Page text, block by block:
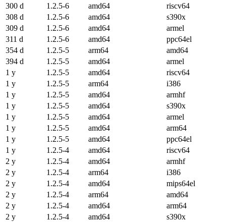
300 d
1.2.5-6 amd64
riscv64
308 d
1.2.5-6 amd64
s390x
309 d
1.2.5-6 amd64
armel
311 d
1.2.5-6 amd64
ppc64el
354 d
1.2.5-5 arm64
amd64
394 d
1.2.5-5 amd64
armel
1 y
1.2.5-5 amd64
riscv64
1 y
1.2.5-5 arm64
i386
1 y
1.2.5-5 amd64
armhf
1 y
1.2.5-5 amd64
s390x
1 y
1.2.5-5 amd64
armel
1 y
1.2.5-5 amd64
arm64
1 y
1.2.5-5 amd64
ppc64el
1 y
1.2.5-4 amd64
riscv64
2 y
1.2.5-4 amd64
armhf
2 y
1.2.5-4 arm64
i386
2 y
1.2.5-4 amd64
mips64el
2 y
1.2.5-4 arm64
amd64
2 y
1.2.5-4 amd64
arm64
2 y
1.2.5-4 amd64
s390x